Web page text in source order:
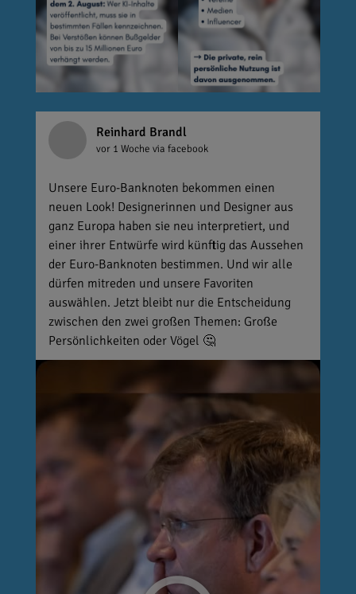
Reinhard Brandl
vor 1 Woche via facebook
Unsere Euro-Banknoten bekommen einen
neuen Look! Designerinnen und Designer aus
ganz Europa haben sie neu interpretiert, und
einer ihrer Entwürfe wird künftig das Aussehen
der Euro-Banknoten bestimmen. Und wir alle
dürfen mitreden und unsere Favoriten
auswählen. Jetzt bleibt nur die Entscheidung
zwischen den zwei großen Themen: Große
Persönlichkeiten oder Vögel 🤔